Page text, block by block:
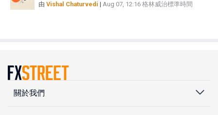
由 Vishal Chaturvedi | Aug 07, 12:16 格林威治標準時間
關於我們